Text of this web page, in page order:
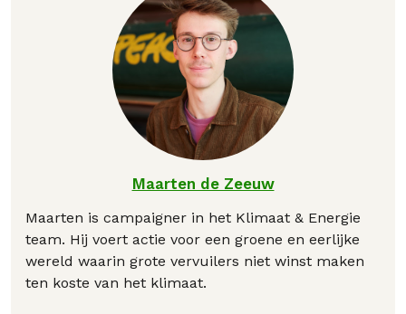
Maarten de Zeeuw
Maarten is campaigner in het Klimaat & Energie
team. Hij voert actie voor een groene en eerlijke
wereld waarin grote vervuilers niet winst maken
ten koste van het klimaat.